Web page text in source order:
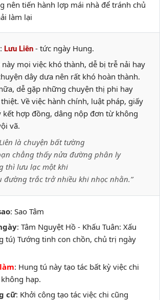
nên tiến hành lợp mái nhà để tránh chủ
làm lại
Lưu Liên - tức ngày Hung.
này mọi việc khó thành, dễ bị trễ nải hay
dây dưa nên rất khó hoàn thành.
dễ gặp những chuyện thị phi hay
Về việc hành chính, luật pháp, giấy
kết hợp đồng, dâng nộp đơn từ không
vã.
là chuyện bất tường
chẳng thấy nửa đường phân ly
thì lưu lạc một khi
đường trắc trở nhiều khi nhọc nhằn.”
: Sao Tâm
: Tâm Nguyệt Hồ - Khấu Tuân: Xấu
tú) Tướng tinh con chồn, chủ trị ngày
: Hung tú này tạo tác bất kỳ việc chi
hạp.
cữ: Khởi công tạo tác việc chi cũng